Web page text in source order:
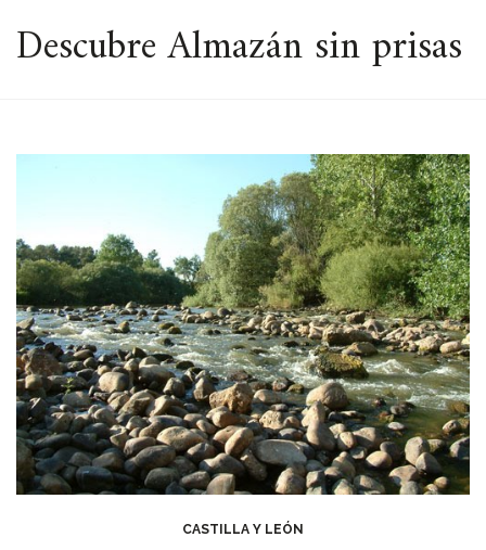
ESPACIO
Descubre Almazán sin prisas
CASTILLA Y LEÓN